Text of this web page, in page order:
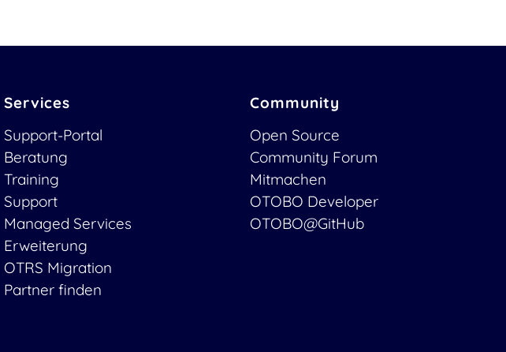
Services
Support-Portal
Beratung
Training
Support
Managed Services
Erweiterung
OTRS Migration
Partner finden
Community
Open Source
Community Forum
Mitmachen
OTOBO Developer
OTOBO@GitHub